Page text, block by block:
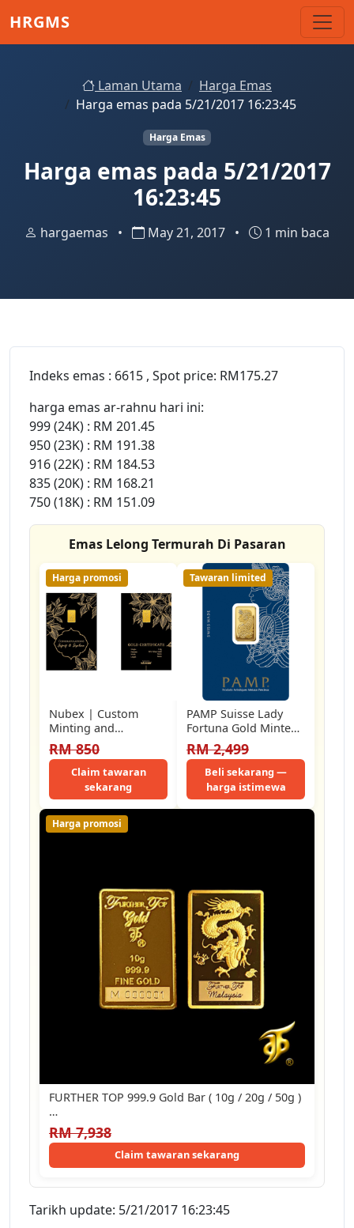
HRGMS
Laman Utama
Harga Emas
Harga emas pada 5/21/2017 16:23:45
Harga Emas
Harga emas pada 5/21/2017
16:23:45
hargaemas • May 21, 2017 • 1 min baca
Indeks emas : 6615 , Spot price: RM175.27
harga emas ar-rahnu hari ini:
999 (24K) : RM 201.45
950 (23K) : RM 191.38
916 (22K) : RM 184.53
835 (20K) : RM 168.21
750 (18K) : RM 151.09
Emas Lelong Termurah Di Pasaran
Harga promosi
Nubex | Custom
Minting and
Engraving | 1g Gold
Bar 999.9 |…
RM 850
Claim tawaran
sekarang
Tawaran limited
PAMP Suisse Lady
Fortuna Gold Minted
Bar ~ 5g (Emas 999.9)
RM 2,499
Beli sekarang —
harga istimewa
Harga promosi
FURTHER TOP 999.9 Gold Bar ( 10g / 20g / 50g )
…
RM 7,938
Claim tawaran sekarang
Tarikh update: 5/21/2017 16:23:45